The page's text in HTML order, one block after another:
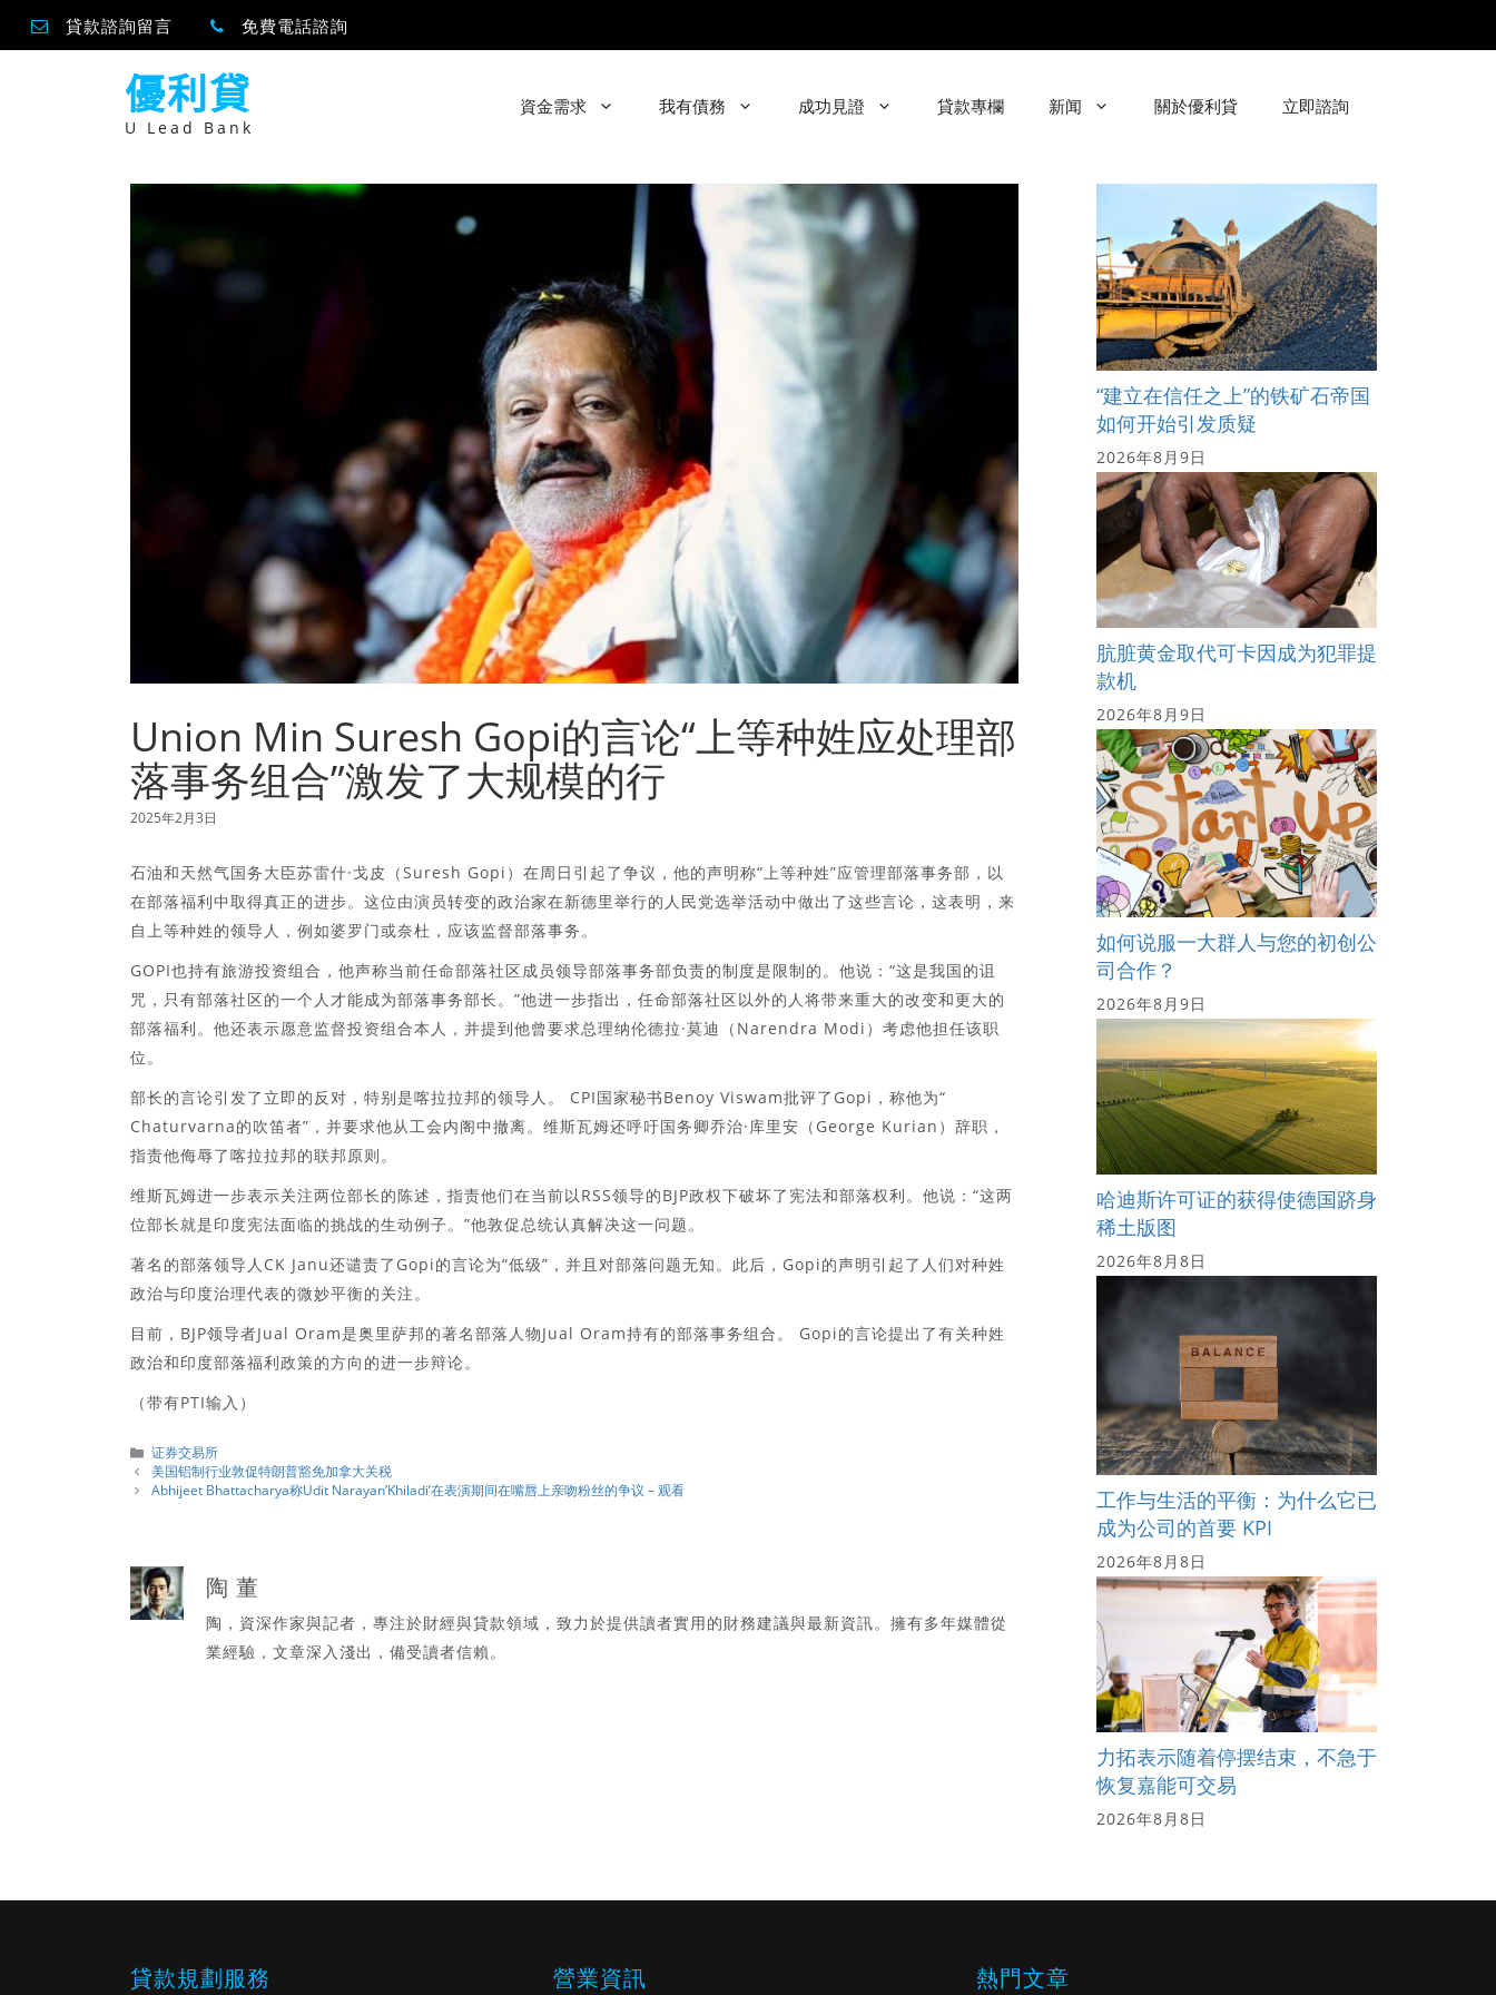
貸款諮詢留言 免費電話諮詢
優利貸
U Lead Bank
資金需求 我有債務 成功見證 貸款專欄 新闻 關於優利貸 立即諮詢
Union Min Suresh Gopi的言论“上等种姓应处理部
落事务组合”激发了大规模的行
2025年2月3日
石油和天然气国务大臣苏雷什·戈皮（Suresh Gopi）在周日引起了争议，他的声明称“上等种姓”应管理部落事务部，以
在部落福利中取得真正的进步。这位由演员转变的政治家在新德里举行的人民党选举活动中做出了这些言论，这表明，来
自上等种姓的领导人，例如婆罗门或奈杜，应该监督部落事务。
GOPI也持有旅游投资组合，他声称当前任命部落社区成员领导部落事务部负责的制度是限制的。他说：“这是我国的诅
咒，只有部落社区的一个人才能成为部落事务部长。”他进一步指出，任命部落社区以外的人将带来重大的改变和更大的
部落福利。他还表示愿意监督投资组合本人，并提到他曾要求总理纳伦德拉·莫迪（Narendra Modi）考虑他担任该职
位。
部长的言论引发了立即的反对，特别是喀拉拉邦的领导人。 CPI国家秘书Benoy Viswam批评了Gopi，称他为“
Chaturvarna的吹笛者”，并要求他从工会内阁中撤离。维斯瓦姆还呼吁国务卿乔治·库里安（George Kurian）辞职，
指责他侮辱了喀拉拉邦的联邦原则。
维斯瓦姆进一步表示关注两位部长的陈述，指责他们在当前以RSS领导的BJP政权下破坏了宪法和部落权利。他说：“这两
位部长就是印度宪法面临的挑战的生动例子。”他敦促总统认真解决这一问题。
著名的部落领导人CK Janu还谴责了Gopi的言论为“低级”，并且对部落问题无知。此后，Gopi的声明引起了人们对种姓
政治与印度治理代表的微妙平衡的关注。
目前，BJP领导者Jual Oram是奥里萨邦的著名部落人物Jual Oram持有的部落事务组合。 Gopi的言论提出了有关种姓
政治和印度部落福利政策的方向的进一步辩论。
（带有PTI输入）
分
類
证券交易所
美国铝制行业敦促特朗普豁免加拿大关税
Abhijeet Bhattacharya称Udit Narayan’Khiladi’在表演期间在嘴唇上亲吻粉丝的争议 – 观看
陶 董
陶，資深作家與記者，專注於財經與貸款領域，致力於提供讀者實用的財務建議與最新資訊。擁有多年媒體從
業經驗，文章深入淺出，備受讀者信賴。
“建立在信任之上”的铁矿石帝国
如何开始引发质疑
2026年8月9日
肮脏黄金取代可卡因成为犯罪提
款机
2026年8月9日
如何说服一大群人与您的初创公
司合作？
2026年8月9日
哈迪斯许可证的获得使德国跻身
稀土版图
2026年8月8日
工作与生活的平衡：为什么它已
成为公司的首要 KPI
2026年8月8日
力拓表示随着停摆结束，不急于
恢复嘉能可交易
2026年8月8日
貸款規劃服務 營業資訊 熱門文章